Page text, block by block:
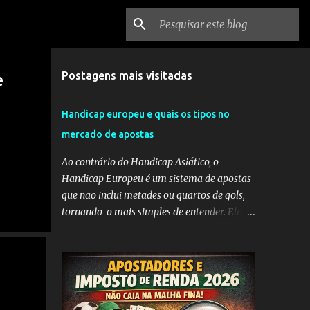
Postagens mais visitadas
Handicap europeu e quais os tipos no
mercado de apostas
Ao contrário do Handicap Asiático, o
Handicap Europeu é um sistema de apostas
que não inclui metades ou quartos de gols,
tornando-o mais simples de entender. Ele
gols da equipe favorita. A ideia por trás do
Handicap Europeu é equilibrar as
probabilidades de apostas em eventos